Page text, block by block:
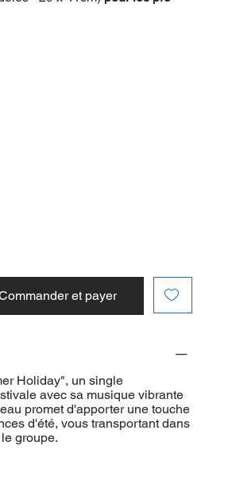
et payer
Holiday", un single
avec sa musique vibrante
promet d'apporter une touche
d'été, vous transportant dans
groupe.